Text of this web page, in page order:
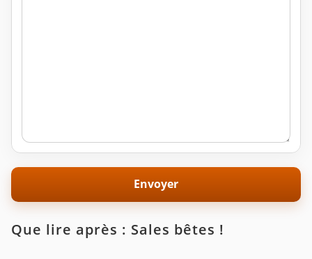
Que lire après : Sales bêtes !